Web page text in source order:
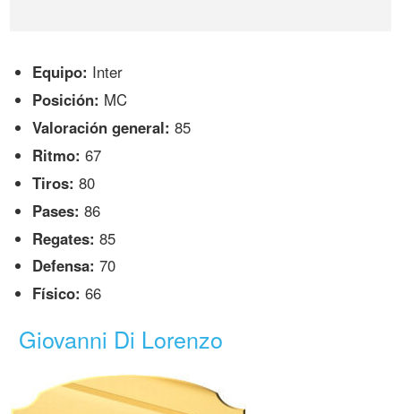
Equipo: Inter
Posición: MC
Valoración general: 85
Ritmo: 67
Tiros: 80
Pases: 86
Regates: 85
Defensa: 70
Físico: 66
Giovanni Di Lorenzo